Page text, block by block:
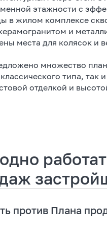
этажности с
в жилом комплексе
и
места для колясок и
множество
типа, так
отделкой и
превратился в
и велосипедными
садов и 4 школы, на
помещения.
районе
против Плана